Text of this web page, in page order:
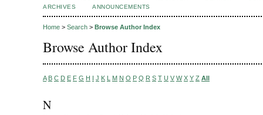
ARCHIVES
ANNOUNCEMENTS
Home > Search > Browse Author Index
Browse Author Index
A B C D E F G H I J K L M N O P Q R S T U V W X Y Z All
N